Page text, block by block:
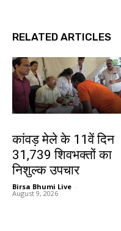
RELATED ARTICLES
कांवड़ मेले के 11वें दिन
31,739 शिवभक्तों का
निशुल्क उपचार
Birsa Bhumi Live -
August 9, 2026